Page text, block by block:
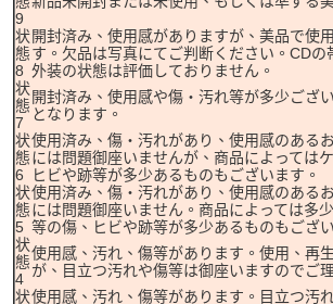
9
状
態
8
開封済み、使用感がありますが、美品で使
す。欠品は写真にてご判断ください。CDの
外装の状態は評価しておりません。
状
態
7
開封済み、使用感や傷・汚れ等が多少ござ
となります。
状
態
6
使用済み、傷・汚れがあり、使用感のある
には問題御座いませんが、商品によっては
ヒビや跡等が多少あるものもございます。
状
態
5
使用済み、傷・汚れがあり、使用感のある
には問題御座いません。商品によっては多
等の傷、ヒビや跡等が多少あるものもござ
状
態
4
使用感、汚れ、傷等があります。使用、再
が、目立つ汚れや傷等は御座いますのでご
状使用感、汚れ、傷等があります。目立つ汚